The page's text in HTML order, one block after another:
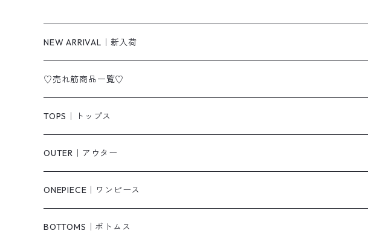
NEW ARRIVAL｜新入荷
♡売れ筋商品一覧♡
TOPS｜トップス
Tシャツ/カットソー
シャツ/ブラウス
ベスト/チョッキ
OUTER｜アウター
ジャケット/ブルゾン
コート
ONEPIECE｜ワンピース
柄
BOTTOMS｜ボトムス